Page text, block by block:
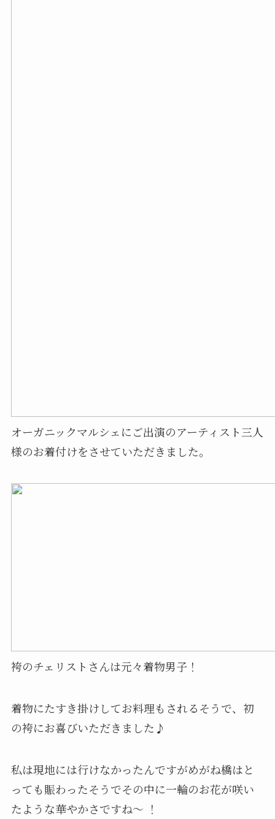
オーガニックマルシェにご出演のアーティスト三人
様のお着付けをさせていただきました。
袴のチェリストさんは元々着物男子！
着物にたすき掛けしてお料理もされるそうで、初
の袴にお喜びいただきました♪
私は現地には行けなかったんですがめがね橋はと
っても賑わったそうでその中に一輪のお花が咲い
たような華やかさですね〜 ！